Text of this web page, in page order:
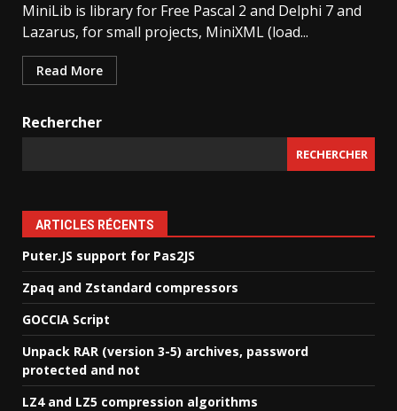
MiniLib is library for Free Pascal 2 and Delphi 7 and
Lazarus, for small projects, MiniXML (load...
Read More
Rechercher
RECHERCHER
ARTICLES RÉCENTS
Puter.JS support for Pas2JS
Zpaq and Zstandard compressors
GOCCIA Script
Unpack RAR (version 3-5) archives, password
protected and not
LZ4 and LZ5 compression algorithms